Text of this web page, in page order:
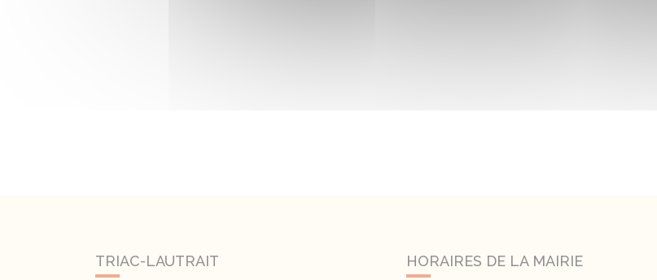
TRIAC-LAUTRAIT HORAIRES DE LA MAIRIE